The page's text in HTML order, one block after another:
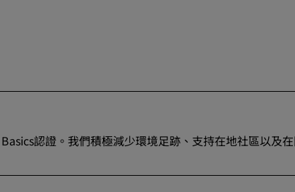
認證。我們積極減少環境足跡、支持在地社區以及